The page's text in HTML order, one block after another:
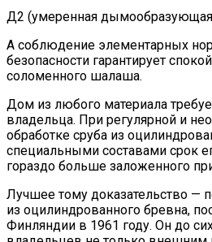
Д2 (умеренная дымообразующая
А соблюдение элементарных
безопасности гарантирует
соломенного шалаша.
Дом из любого материала
владельца. При регулярной и
обработке сруба из
специальными составами срок
гораздо больше заложенного
Лучшее тому доказательство —
из оцилиндрованного бревна,
Финляндии в 1961 году. Он до